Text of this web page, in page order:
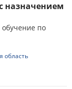
назначением
по
область